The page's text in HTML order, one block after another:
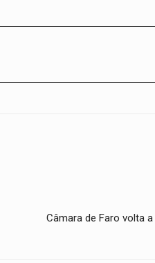
Câmara de Faro volta